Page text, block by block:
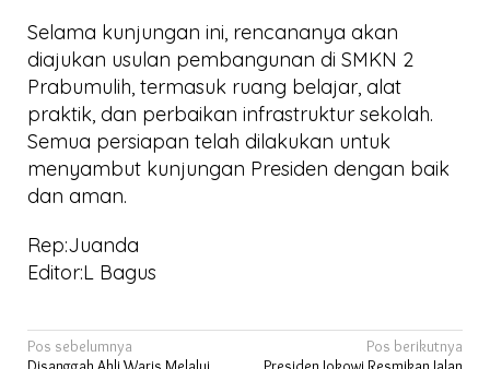
Selama kunjungan ini, rencananya akan
diajukan usulan pembangunan di SMKN 2
Prabumulih, termasuk ruang belajar, alat
praktik, dan perbaikan infrastruktur sekolah.
Semua persiapan telah dilakukan untuk
menyambut kunjungan Presiden dengan baik
dan aman.
Rep:Juanda
Editor:L Bagus
Navigasi
Pos sebelumnya
Pos berikutnya